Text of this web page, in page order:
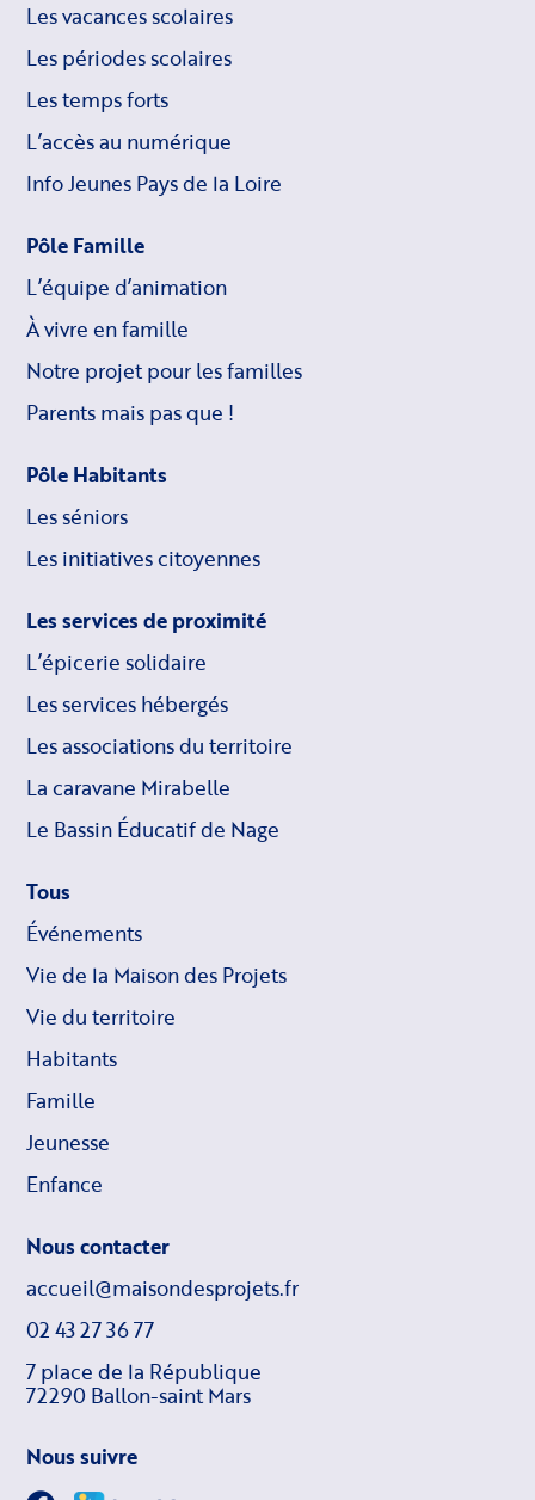
Les vacances scolaires
Les périodes scolaires
Les temps forts
L’accès au numérique
Info Jeunes Pays de la Loire
Pôle Famille
L’équipe d’animation
À vivre en famille
Notre projet pour les familles
Parents mais pas que !
Pôle Habitants
Les séniors
Les initiatives citoyennes
Les services de proximité
L’épicerie solidaire
Les services hébergés
Les associations du territoire
La caravane Mirabelle
Le Bassin Éducatif de Nage
Tous
Événements
Vie de la Maison des Projets
Vie du territoire
Habitants
Famille
Jeunesse
Enfance
Nous contacter
accueil@maisondesprojets.fr
02 43 27 36 77
7 place de la République
72290 Ballon-saint Mars
Nous suivre